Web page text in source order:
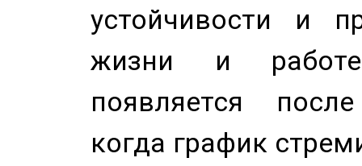
устойчивости и
жизни и
появляется
когда график